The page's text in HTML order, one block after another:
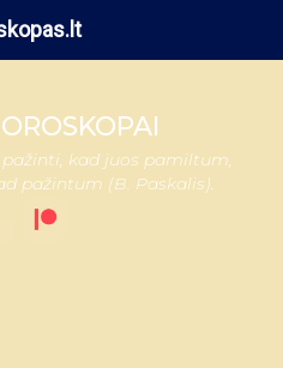
kad juos pamiltum,
pažintum (B. Paskalis).